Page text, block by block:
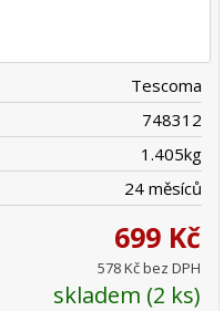
Tescoma
748312
1.405kg
24 měsíců
699 Kč
578 Kč bez DPH
skladem (2 ks)